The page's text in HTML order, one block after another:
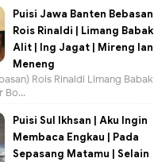
Puisi Jawa Banten Bebasan
Rois Rinaldi | Limang Babak
Alit | Ing Jagat | Mireng lan
Meneng
Rois Rinaldi Limang Babak
Bo...
Puisi Sul Ikhsan | Aku Ingin
Membaca Engkau | Pada
Sepasang Matamu | Selain